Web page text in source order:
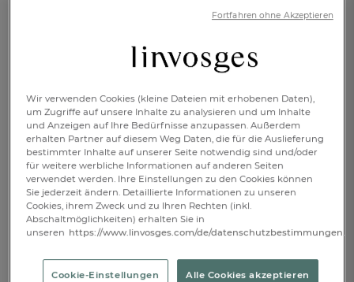
AT
160x200cm 180x200cm
Verfügbar
€ 55,-
1 IN DEN WARENKORB
BESCHREIBUNG
Wir verwenden Cookies (kleine Dateien mit erhobenen Daten),
um Zugriffe auf unsere Inhalte zu analysieren und um Inhalte
und Anzeigen auf Ihre Bedürfnisse anzupassen. Außerdem
erhalten Partner auf diesem Weg Daten, die für die Auslieferung
bestimmter Inhalte auf unserer Seite notwendig sind und/oder
für weitere werbliche Informationen auf anderen Seiten
verwendet werden. Ihre Einstellungen zu den Cookies können
Sie jederzeit ändern. Detaillierte Informationen zu unseren
Cookies, ihrem Zweck und zu Ihren Rechten (inkl.
Abschaltmöglichkeiten) erhalten Sie in
unseren https://www.linvosges.com/de/
Cookie-Einstellungen Alle Cookies akzeptieren
Fortfahren ohne Akzeptieren